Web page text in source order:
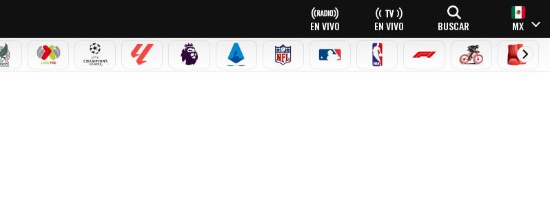
EN VIVO EN VIVO BUSCAR MX
SELECCIÓN MEXICANA
LIGA MX CHAMPIONS LEAGUE
LALIGA PREMIER LEAGUE
SERIE A NFL MLB NBA FÓRMULA 1CICLISMOBOXEO